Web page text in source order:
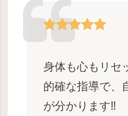
身体も心もリセ
的確な指導で、
が分かります‼︎